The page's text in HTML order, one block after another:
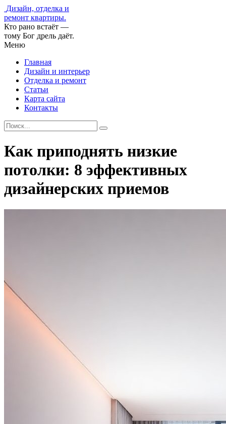
Дизайн, отделка и
ремонт квартиры.
Кто рано встаёт —
тому Бог дрель даёт.
Меню
Главная
Дизайн и интерьер
Отделка и ремонт
Статьи
Карта сайта
Контакты
Как приподнять низкие
потолки: 8 эффективных
дизайнерских приемов